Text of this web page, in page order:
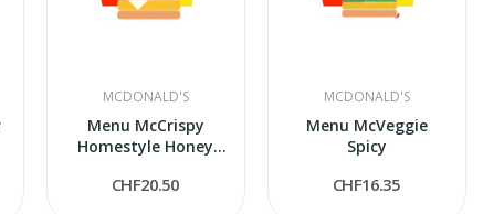
MCDONALD'S
Menu McCrispy
Homestyle Honey
CHF20.50
MCDONALD'S
Menu McVeggie
Spicy
CHF16.35